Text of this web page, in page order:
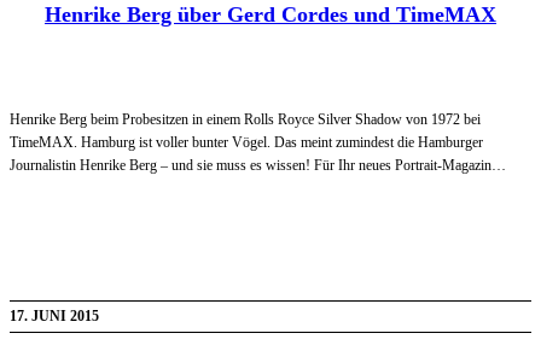
Henrike Berg über Gerd Cordes und TimeMAX
Henrike Berg beim Probesitzen in einem Rolls Royce Silver Shadow von 1972 bei
TimeMAX. Hamburg ist voller bunter Vögel. Das meint zumindest die Hamburger
Journalistin Henrike Berg – und sie muss es wissen! Für Ihr neues Portrait-Magazin…
17. JUNI 2015